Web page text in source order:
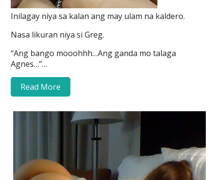
Inilagay niya sa kalan ang may ulam na kaldero.
Nasa likuran niya si Greg.
“Ang bango mooohhh…Ang ganda mo talaga
Agnes…”…
Read More